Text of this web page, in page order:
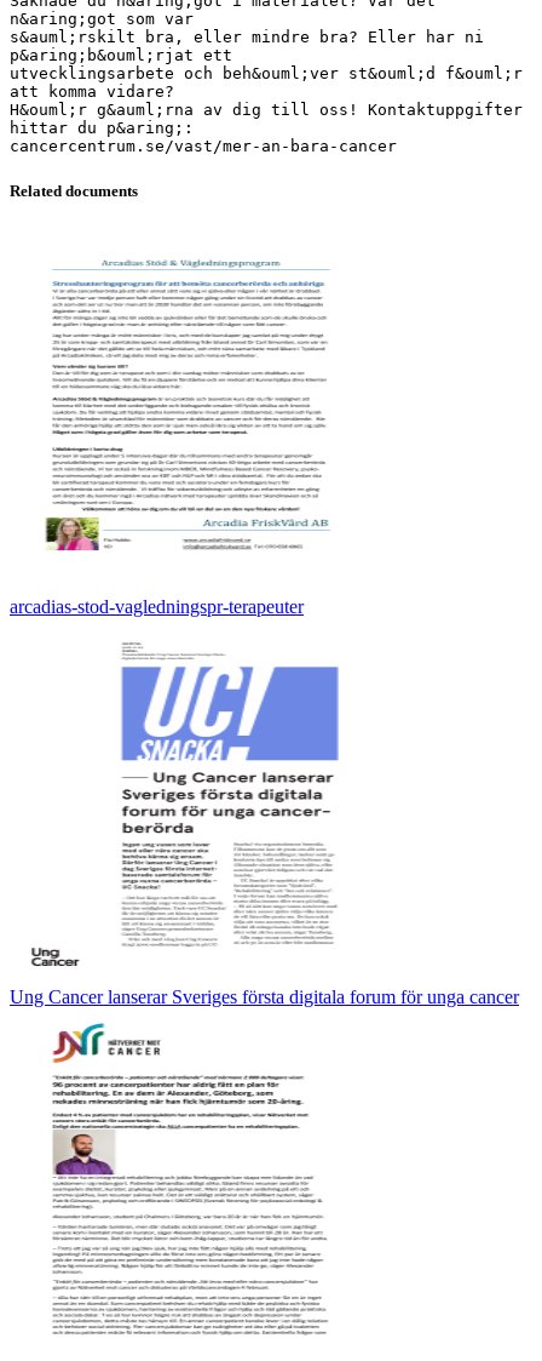
Related documents
arcadias-stod-vagledningspr-terapeuter
Ung Cancer lanserar Sveriges första digitala forum för unga cancer